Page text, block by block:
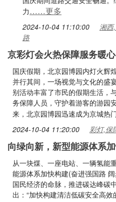
力……更多
2024-10-04 11:10:00
湘西
路
京彩灯会火热保障服务暖心
国庆假期，北京园博园内灯火辉
并行其间，一场视觉与文化的盛
别活动丰富了市民的假期生活，
务保障人员，守护着游客的游园
来，北京园博园迅速成为京城热
2024-10-04 11:20:00 彩灯,保
向绿向新，新型能源体系
从一块煤、一座电站、一辆氢能
能源体系加快构建(奋进强国路
国民经济的命脉，推进碳达峰碳
出：“加快构建清洁低碳安全高